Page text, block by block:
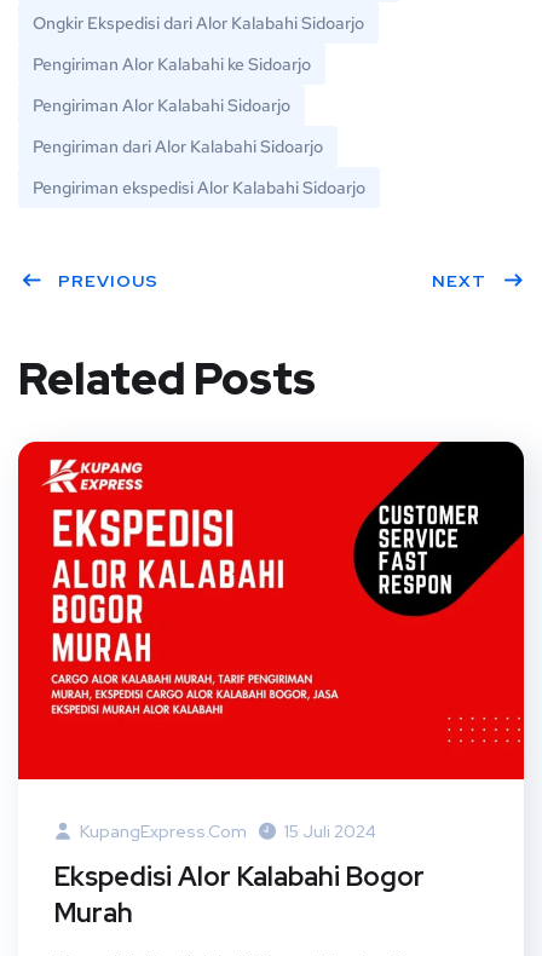
Ongkir Ekspedisi dari Alor Kalabahi Sidoarjo
Pengiriman Alor Kalabahi ke Sidoarjo
Pengiriman Alor Kalabahi Sidoarjo
Pengiriman dari Alor Kalabahi Sidoarjo
Pengiriman ekspedisi Alor Kalabahi Sidoarjo
PREVIOUS NEXT
Related Posts
KupangExpress.com 15 Juli 2024
Ekspedisi Alor Kalabahi Bogor
Murah